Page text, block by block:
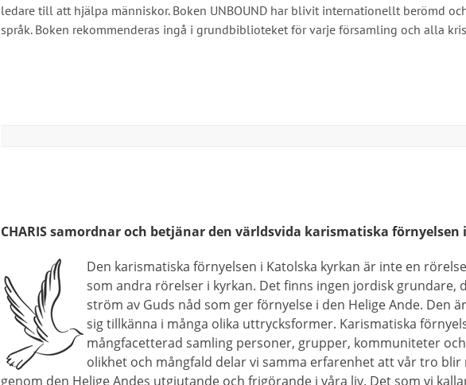
ledare till att hjälpa människor. Boken UNBOUND har blivit internationellt berömd
språk. Boken rekommenderas ingå i grundbiblioteket för varje församling och alla
CHARIS samordnar och betjänar den världsvida karismatiska
Den karismatiska förnyelsen i Katolska kyrkan är inte en
som andra rörelser i kyrkan. Det finns ingen jordisk grundare,
ström av Guds nåd som ger förnyelse i den Helige Ande. Den
sig tillkänna i många olika uttrycksformer. Karismatiska
mångfacetterad samling personer, grupper, kommuniteter
olikhet och mångfald delar vi samma erfarenhet att vår tro blir
genom den Helige Andes utgjutande och frigörande i våra liv. Det som vi